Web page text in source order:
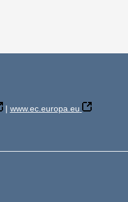
| www.ec.europa.eu